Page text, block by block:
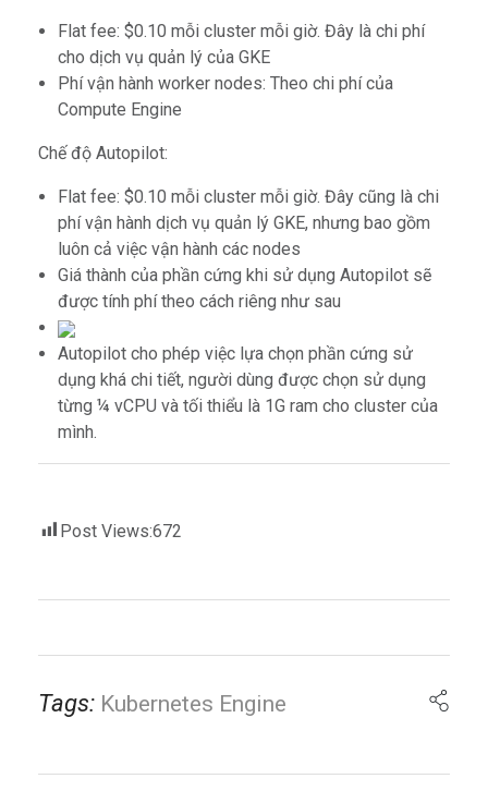
Flat fee: $0.10 mỗi cluster mỗi giờ. Đây là chi phí
cho dịch vụ quản lý của GKE
Phí vận hành worker nodes: Theo chi phí của
Compute Engine
Chế độ Autopilot:
Flat fee: $0.10 mỗi cluster mỗi giờ. Đây cũng là chi
phí vận hành dịch vụ quản lý GKE, nhưng bao gồm
luôn cả việc vận hành các nodes
Giá thành của phần cứng khi sử dụng Autopilot sẽ
được tính phí theo cách riêng như sau
Autopilot cho phép việc lựa chọn phần cứng sử
dụng khá chi tiết, người dùng được chọn sử dụng
từng ¼ vCPU và tối thiểu là 1G ram cho cluster của
mình.
Post Views:672
Tags: Kubernetes Engine